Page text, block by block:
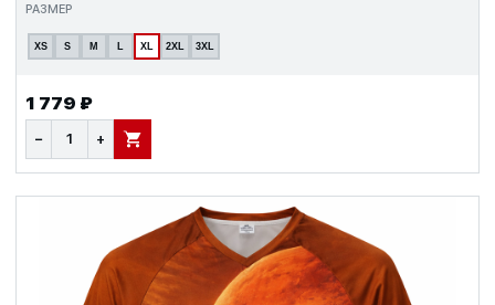
РАЗМЕР
XS S M XL 2XL 3XL
1 779 ₽
− + В КОРЗИНУ